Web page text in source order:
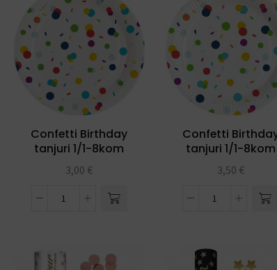
Confetti Birthday
tanjuri 1/1-8kom
3,00 €
Confetti
tanjuri 1/1-8kom
3,50 €